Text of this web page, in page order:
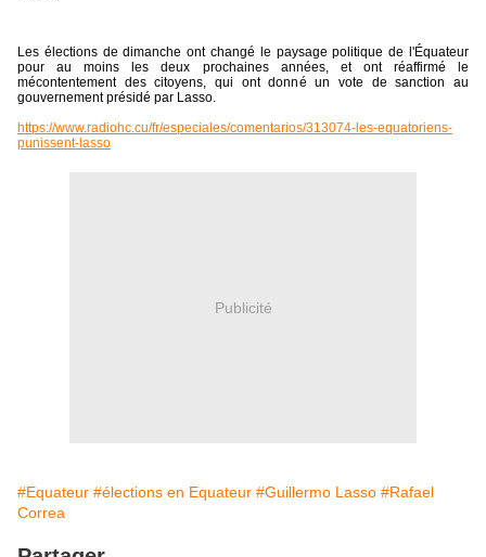
Les élections de dimanche ont changé le paysage politique de l'Équateur
pour au moins les deux prochaines années, et ont réaffirmé le
mécontentement des citoyens, qui ont donné un vote de sanction au
gouvernement présidé par Lasso.
https://www.radiohc.cu/fr/especiales/comentarios/313074-les-equatoriens-
punissent-lasso
Publicité
#Equateur #élections en Equateur #Guillermo Lasso #Rafael
Correa